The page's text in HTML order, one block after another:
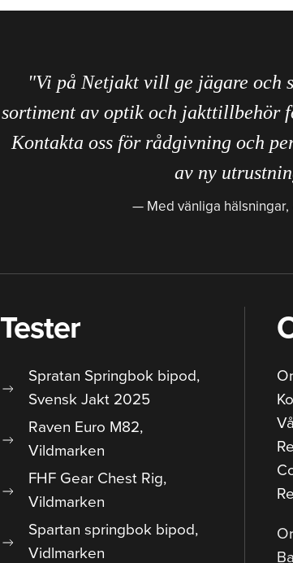
"Vi på Netjakt vill ge jägare och
sortiment av optik och jakttillbehör
Kontakta oss för rådgivning och
av ny
Med vänliga hälsningar,
Tester
Spratan Springbok bipod,
Svensk Jakt 2025
Raven Euro M82,
Vildmarken
FHF Gear Chest Rig,
Vildmarken
Spartan springbok bipod,
Vidlmarken